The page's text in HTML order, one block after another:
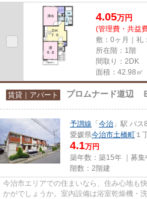
立・浴室乾燥機などが揃ってお...
4.05万円
(管理費・共益
敷：0ヶ月｜礼
所在階：1階
間取り：2DK
面積：42.98㎡
賃貸｜アパート プロムナード道辺
予讃線 「 今治 」駅 バ
愛媛県今治市土橋町 １
4.1万円
築年数：築15年 ｜募集
階数：2階建
今治市エリアでの住まいなら、住み心地も
かがでしょうか。室内設備は浴室乾燥機・